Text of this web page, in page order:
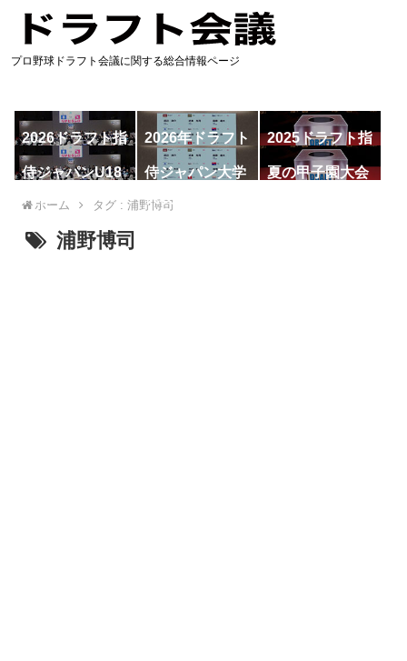
プロ野球ドラフト会議に関する総合情報ページ
2026ドラフト指
名予想
2026年ドラフト
候補
2025ドラフト指
名一覧
侍ジャパンU18
代表
侍ジャパン大学
代表
夏の甲子園大会
ホーム タグ : 浦野博司
浦野博司